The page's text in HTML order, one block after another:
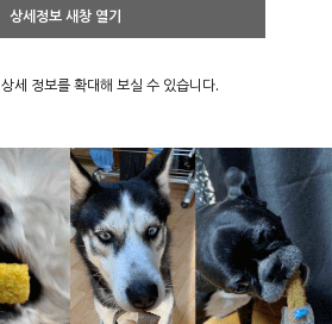
상세정보 새창 열기
상세 정보를 확대해 보실 수 있습니다.